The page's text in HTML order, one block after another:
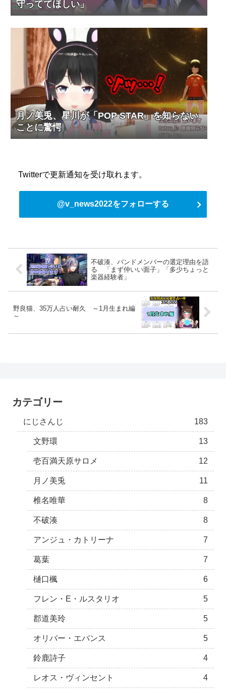
守っててほしい」
月ノ美兎、星川が「POP STAR」を知らない
ことに驚愕
Twitterで更新通知を受け取れます。
@v_news2022をフォローする
不破湊、バンドメンバーの選定理由を語
る 「まず仲いい面子」「多少ちょっと
楽器経験者」
野良猫、35万人占い耐久 ～1月生まれ編
～
カテゴリー
にじさんじ 183
文野環 13
壱百満天原サロメ 12
月ノ美兎 11
椎名唯華 8
不破湊 8
アンジュ・カトリーナ 7
葛葉 7
樋口楓 6
フレン・E・ルスタリオ 5
郡道美玲 5
オリバー・エバンス 5
鈴鹿詩子 4
レオス・ヴィンセント 4